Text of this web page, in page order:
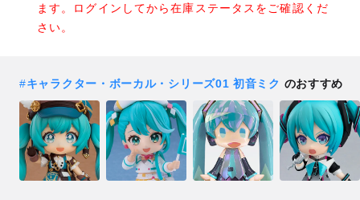
ます。ログインしてから在庫ステータスをご確認くだ
さい。
#キャラクター・ボーカル・シリーズ01 初音ミク のおすすめ